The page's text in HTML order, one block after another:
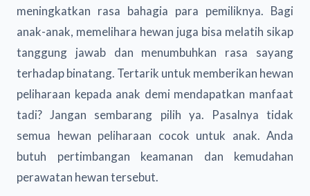
meningkatkan rasa bahagia para pemiliknya. Bagi
anak-anak, memelihara hewan juga bisa melatih sikap
tanggung jawab dan menumbuhkan rasa sayang
terhadap binatang. Tertarik untuk memberikan hewan
peliharaan kepada anak demi mendapatkan manfaat
tadi? Jangan sembarang pilih ya. Pasalnya tidak
semua hewan peliharaan cocok untuk anak. Anda
butuh pertimbangan keamanan dan kemudahan
perawatan hewan tersebut.